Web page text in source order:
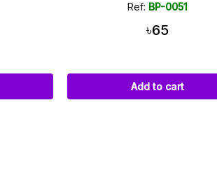
Ref: BP-0104
৳180
Add to cart